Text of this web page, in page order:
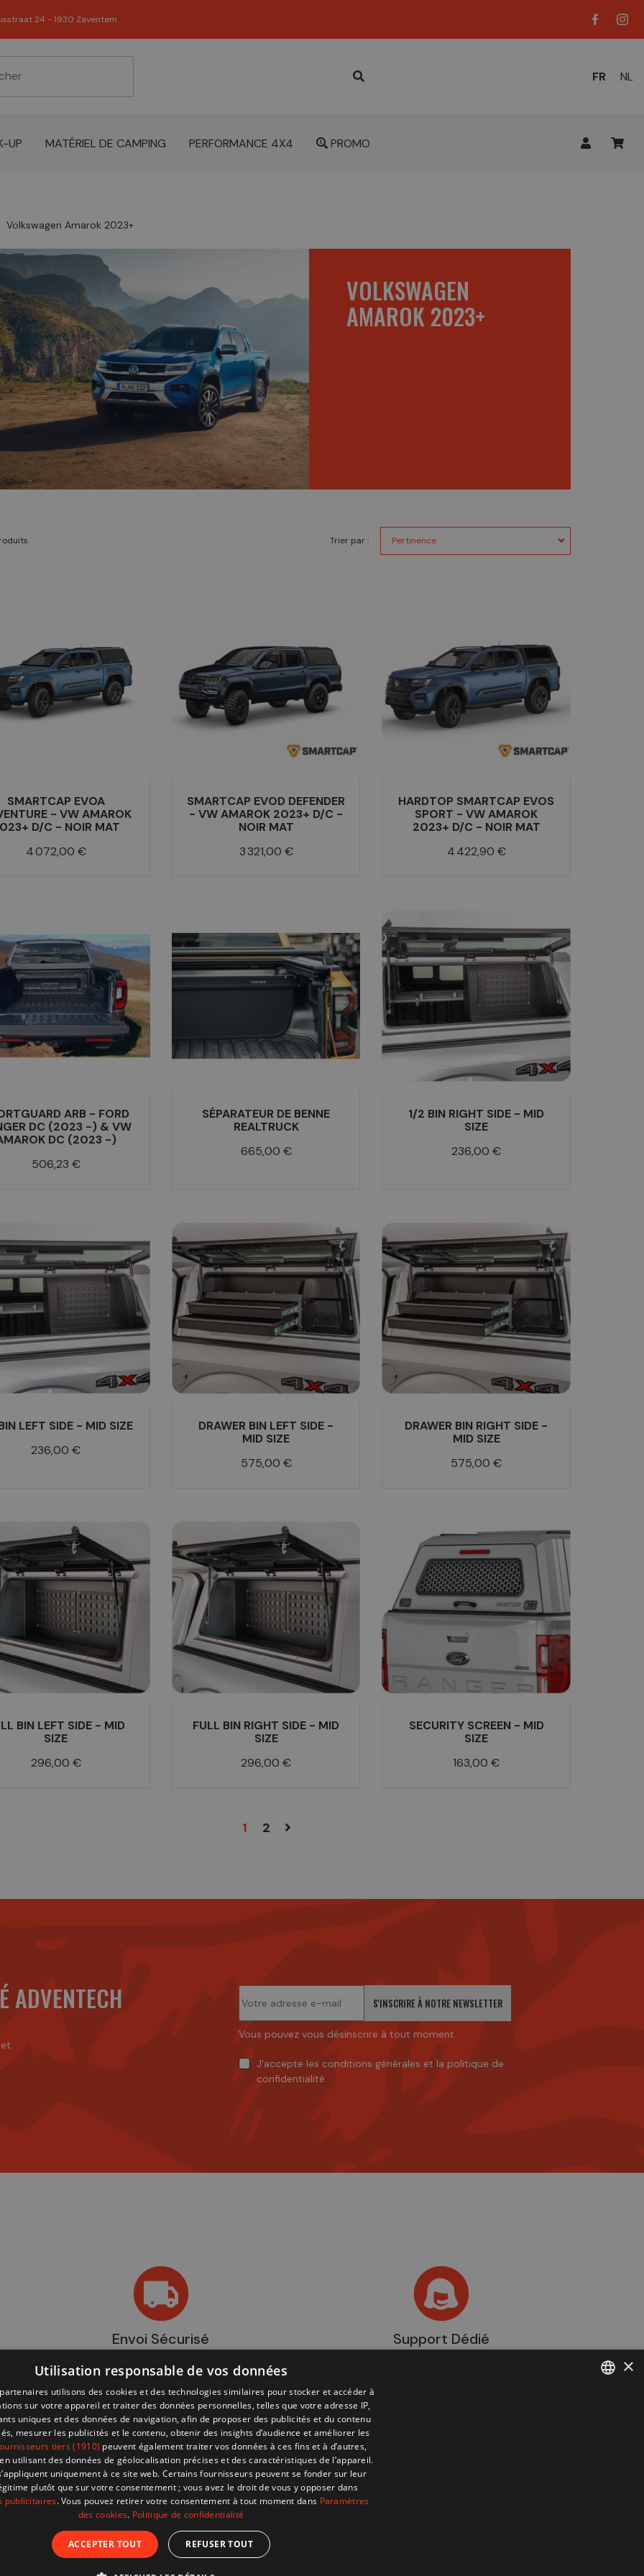
24 - 1930 Zaventem
LANGUE
FR NL
UP MATÉRIEL DE CAMPING PERFORMANCE 4X4 PROMO
Volkswagen Amarok 2023+
VOLKSWAGEN
AMAROK 2023+
Trier par :
SMARTCAP EVOA
- VW AMAROK
D/C - NOIR MAT
Prix
4 072,00 €
SMARTCAP EVOD DEFENDER
- VW AMAROK 2023+ D/C -
NOIR MAT
Prix
3 321,00 €
HARDTOP SMARTCAP EVOS
SPORT - VW AMAROK
2023+ D/C - NOIR MAT
Prix
4 422,90 €
ARB - FORD
DC (2023 -) & VW
DC (2023 -)
Prix
506,23 €
SÉPARATEUR DE BENNE
REALTRUCK
Prix
665,00 €
1/2 BIN RIGHT SIDE - MID
SIZE
Prix
236,00 €
LEFT SIDE - MID SIZE
Prix
236,00 €
DRAWER BIN LEFT SIDE -
MID SIZE
Prix
575,00 €
DRAWER BIN RIGHT SIDE -
MID SIZE
Prix
575,00 €
BIN LEFT SIDE - MID
SIZE
Prix
296,00 €
FULL BIN RIGHT SIDE - MID
SIZE
Prix
296,00 €
SECURITY SCREEN - MID
SIZE
Prix
163,00 €
1 2
ADVENTECH S'INSCRIRE À NOTRE NEWSLETTER
Vous pouvez vous désinscrire à tout moment.
J'accepte les conditions générales et la politique de
confidentialité
Envoi Sécurisé Support Dédié
BESOIN D'AIDE ?
Livraison et Retour
Mentions légales
Conditions d'utilisation
Informations
boutique
+32 (0)2 704 93 20
store@adventech.be
×
Utilisation responsable de vos données
utilisons des cookies et des technologies similaires pour stocker et accéder à
sur votre appareil et traiter des données personnelles, telles que votre adresse IP,
uniques et des données de navigation, afin de proposer des publicités et du contenu
mesurer les publicités et le contenu, obtenir des insights d’audience et améliorer les
tiers (1910) peuvent également traiter vos données à ces fins et à d’autres,
utilisant des données de géolocalisation précises et des caractéristiques de l’appareil.
uniquement à ce site web. Certains fournisseurs peuvent se fonder sur leur
plutôt que sur votre consentement ; vous avez le droit de vous y opposer dans
publicitaires. Vous pouvez retirer votre consentement à tout moment dans Paramètres
des cookies. Politique de confidentialité
ACCEPTER TOUT REFUSER TOUT